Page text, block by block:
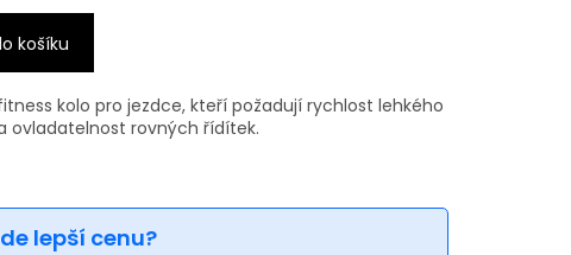
košíku
kolo pro jezdce, kteří požadují rychlost lehkého
ovladatelnost rovných řídítek.
lepší cenu?